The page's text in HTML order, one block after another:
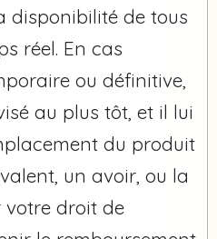
disponibilité de tous
réel. En cas
ou définitive,
au plus tôt, et il lui
du produit
un avoir, ou la
votre droit de